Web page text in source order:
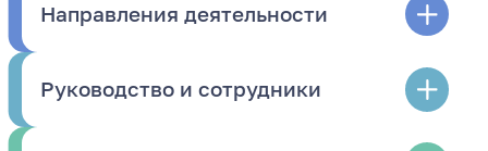
Направления деятельности
Руководство и сотрудники